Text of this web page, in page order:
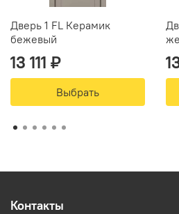
Дверь 1 FL Керамик
бежевый
13 111 ₽
Выбрать
Контакты